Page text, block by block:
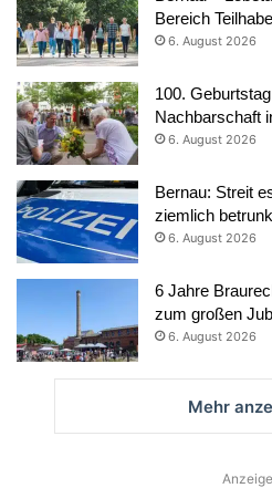
Bereich
6. August 2026
100.
Nachbarschaft
6. August 2026
Bernau: Streit
ziemlich
6. August 2026
6 Jahre
zum großen
6. August 2026
Mehr
Anzeige